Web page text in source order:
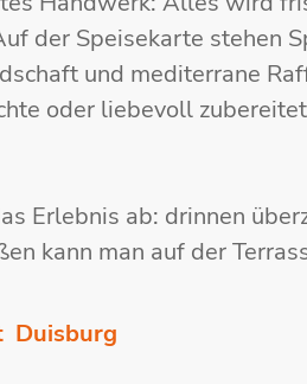
der Speisekarte stehen
und mediterrane
oder liebevoll
Erlebnis ab: drinnen
kann man auf der
Duisburg